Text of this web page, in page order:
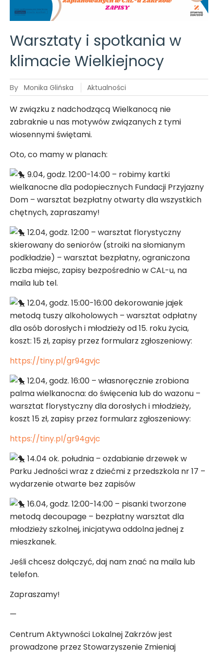
Warsztaty i spotkania w
klimacie Wielkiejnocy
By Monika Glińska Aktualności
W związku z nadchodzącą Wielkanocą nie
zabraknie u nas motywów związanych z tymi
wiosennymi świętami.
Oto, co mamy w planach:
9.04, godz. 12:00-14:00 – robimy kartki
wielkanocne dla podopiecznych Fundacji Przyjazny
Dom – warsztat bezpłatny otwarty dla wszystkich
chętnych, zapraszamy!
12.04, godz. 12:00 – warsztat florystyczny
skierowany do seniorów (stroiki na słomianym
podkładzie) – warsztat bezpłatny, ograniczona
liczba miejsc, zapisy bezpośrednio w CAL-u, na
maila lub tel.
12.04, godz. 15:00-16:00 dekorowanie jajek
metodą tuszy alkoholowych – warsztat odpłatny
dla osób dorosłych i młodzieży od 15. roku życia,
koszt: 15 zł, zapisy przez formularz zgłoszeniowy:
https://tiny.pl/gr94gvjc
12.04, godz. 16:00 – własnoręcznie zrobiona
palma wielkanocna: do święcenia lub do wazonu –
warsztat florystyczny dla dorosłych i młodzieży,
koszt 15 zł, zapisy przez formularz zgłoszeniowy:
https://tiny.pl/gr94gvjc
14.04 ok. południa – ozdabianie drzewek w
Parku Jedności wraz z dziećmi z przedszkola nr 17 –
wydarzenie otwarte bez zapisów
16.04, godz. 12:00-14:00 – pisanki tworzone
metodą decoupage – bezpłatny warsztat dla
młodzieży szkolnej, inicjatywa oddolna jednej z
mieszkanek.
Jeśli chcesz dołączyć, daj nam znać na maila lub
telefon.
Zapraszamy!
—
Centrum Aktywności Lokalnej Zakrzów jest
prowadzone przez Stowarzyszenie Zmieniaj
Harmonogram
kwietnia